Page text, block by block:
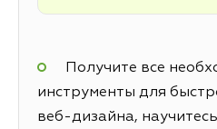
Получите все
инструменты для
веб-дизайна,